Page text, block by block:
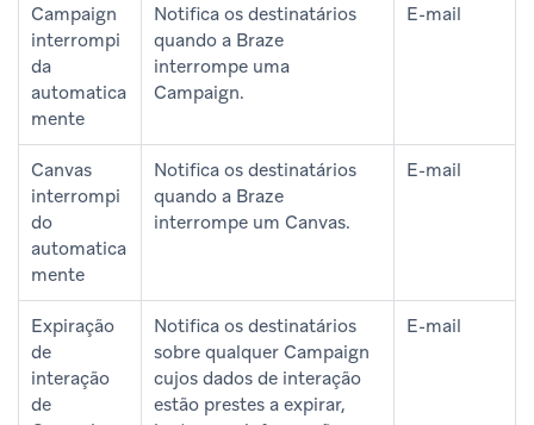
Campaign
interrompi
da
automatica
mente
Notifica os destinatários
quando a Braze
interrompe uma
Campaign.
E-mail
Canvas
interrompi
do
automatica
mente
Notifica os destinatários
quando a Braze
interrompe um Canvas.
E-mail
Expiração
de
interação
de
Notifica os destinatários
sobre qualquer Campaign
cujos dados de interação
estão prestes a expirar,
E-mail